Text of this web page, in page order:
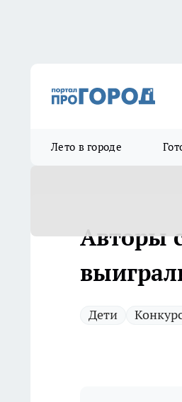
Лето в городе
Авторы
Дети